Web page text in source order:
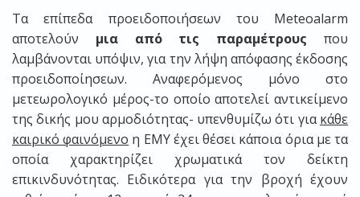
Τα επίπεδα προειδοποιήσεων του Meteoalarm
αποτελούν μια από τις παραμέτρους που
λαμβάνονται υπόψιν, για την λήψη απόφασης έκδοσης
προειδοποίησεων. Αναφερόμενος μόνο στο
μετεωρολογικό μέρος-το οποίο αποτελεί αντικείμενο
της δικής μου αρμοδιότητας- υπενθυμίζω ότι γιακάθε
καιρικό φαινόμενο η ΕΜΥ έχει θέσει κάποια όρια με τα
οποία χαρακτηρίζει χρωματικά τον δείκτη
επικινδυνότητας. Ειδικότερα για την βροχή έχουν